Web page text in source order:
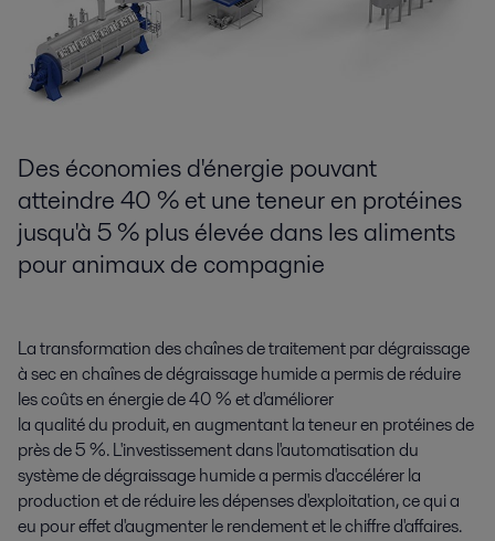
Des économies d'énergie pouvant
atteindre 40 % et une teneur en protéines
jusqu'à 5 % plus élevée dans les aliments
pour animaux de compagnie
La transformation des chaînes de traitement par dégraissage
à sec en chaînes de dégraissage humide a permis de réduire
les coûts en énergie de 40 % et d'améliorer
la qualité du produit, en augmentant la teneur en protéines de
près de 5 %. L'investissement dans l'automatisation du
système de dégraissage humide a permis d'accélérer la
production et de réduire les dépenses d'exploitation, ce qui a
eu pour effet d'augmenter le rendement et le chiffre d'affaires.